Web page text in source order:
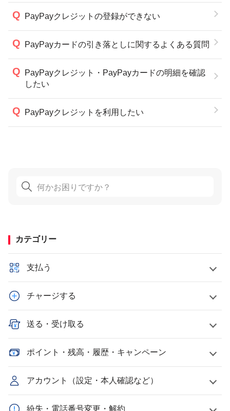
PayPayクレジットの登録ができない
PayPayカードの引き落としに関するよくある質問
PayPayクレジット・PayPayカードの明細を確認
したい
PayPayクレジットを利用したい
カテゴリー
支払う
チャージする
送る・受け取る
ポイント・残高・履歴・キャンペーン
アカウント（設定・本人確認など）
紛失・電話番号変更・解約